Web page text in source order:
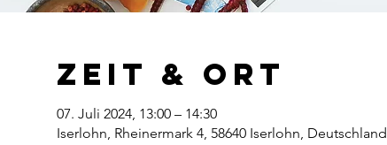
Zeit & Ort
07. Juli 2024, 13:00 – 14:30
Iserlohn, Rheinermark 4, 58640 Iserlohn, Deutschland